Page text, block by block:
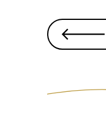
Πλοήγηση
άρθρων
🡐